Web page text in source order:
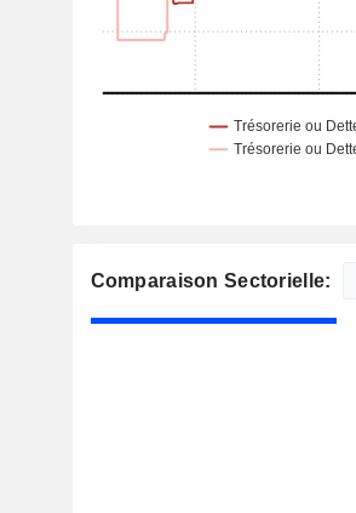
Comparaison Sectorielle: